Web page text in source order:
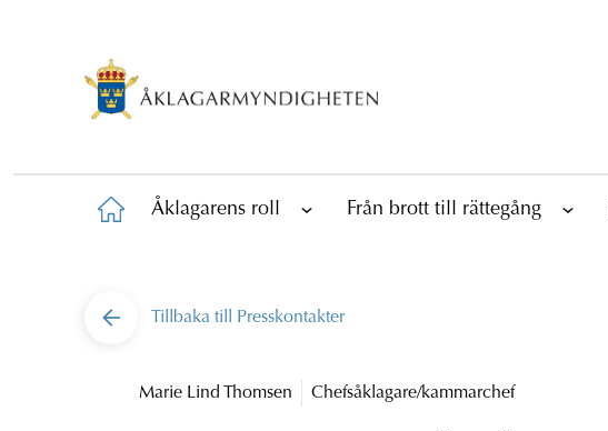
Åklagarens roll Från brott till rättegång
Tillbaka till Presskontakter
Marie Lind Thomsen Chefsåklagare/kammarchef